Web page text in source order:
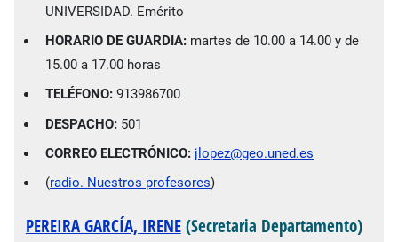
UNIVERSIDAD. Emérito
HORARIO DE GUARDIA: martes de 10.00 a 14.00 y de
15.00 a 17.00 horas
TELÉFONO: 913986700
DESPACHO: 501
CORREO ELECTRÓNICO: jlopez@geo.uned.es
(radio. Nuestros profesores)
PEREIRA GARCÍA, IRENE(Secretaria Departamento)